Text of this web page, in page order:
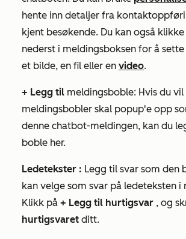
hente inn detaljer fra
kjent besøkende. Du kan også
nederst i meldingsboksen for å sette
et bilde, en fil eller en video.
+ Legg til meldingsboble: Hvis du
meldingsbobler skal popup'e opp
denne chatbot-meldingen, kan du
boble her.
Ledetekster : Legg til svar som den
kan velge som svar på ledeteksten i
Klikk på + Legg til hurtigsvar , og
hurtigsvaret ditt.